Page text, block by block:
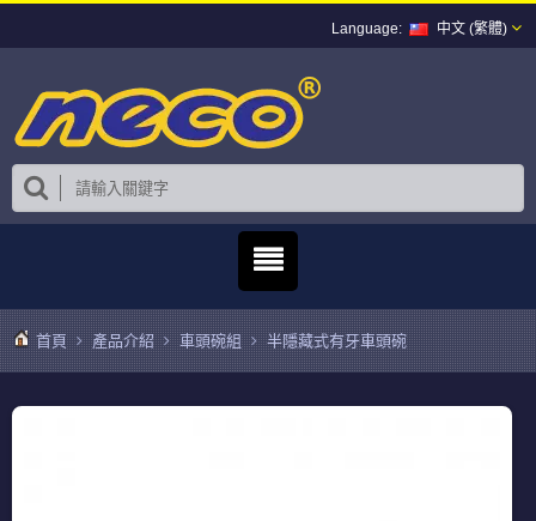
中文 (繁體)
首頁 產品介紹 車頭碗組 半隱藏式有牙車頭碗